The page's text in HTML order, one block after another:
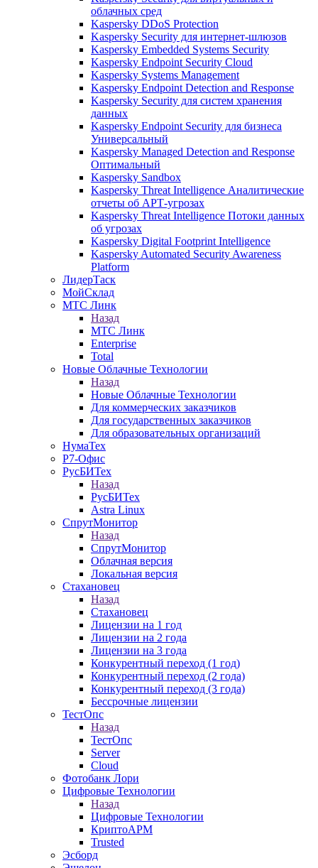
облачных сред
Kaspersky DDoS Protection
Kaspersky Security для интернет-шлюзов
Kaspersky Embedded Systems Security
Kaspersky Endpoint Security Cloud
Kaspersky Systems Management
Kaspersky Endpoint Detection and Response
Kaspersky Security для систем хранения
данных
Kaspersky Endpoint Security для бизнеса
Универсальный
Kaspersky Managed Detection and Response
Оптимальный
Kaspersky Sandbox
Kaspersky Threat Intelligence Аналитические
отчеты об АРТ-угрозах
Kaspersky Threat Intelligence Потоки данных
об угрозах
Kaspersky Digital Footprint Intelligence
Kaspersky Automated Security Awareness
Platform
ЛидерТаск
МойСклад
МТС Линк
Назад
МТС Линк
Enterprise
Total
Новые Облачные Технологии
Назад
Новые Облачные Технологии
Для коммерческих заказчиков
Для государственных заказчиков
Для образовательных организаций
НумаТех
Р7-Офис
РусБИТех
Назад
РусБИТех
Astra Linux
СпрутМонитор
Назад
СпрутМонитор
Облачная версия
Локальная версия
Стахановец
Назад
Стахановец
Лицензии на 1 год
Лицензии на 2 года
Лицензии на 3 года
Конкурентный переход (1 год)
Конкурентный переход (2 года)
Конкурентный переход (3 года)
Бессрочные лицензии
ТестОпс
Назад
ТестОпс
Server
Cloud
Фотобанк Лори
Цифровые Технологии
Назад
Цифровые Технологии
КриптоАРМ
Trusted
Эсборд